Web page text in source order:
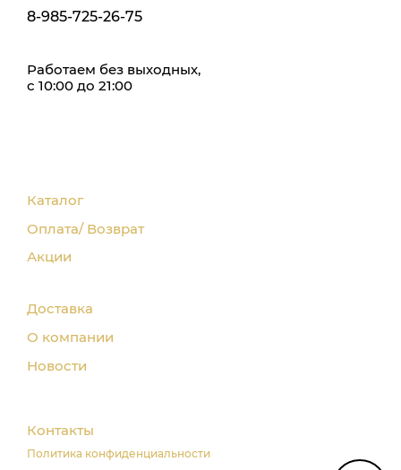
8-985-725-26-75
Работаем без выходных,
с 10:00 до 21:00
Каталог
Оплата/ Возврат
Акции
Доставка
О компании
Новости
Контакты
Политика конфиденциальности